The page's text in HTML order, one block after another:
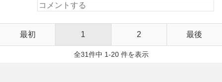
最初 1 2 最後
全31件中 1-20 件を表示